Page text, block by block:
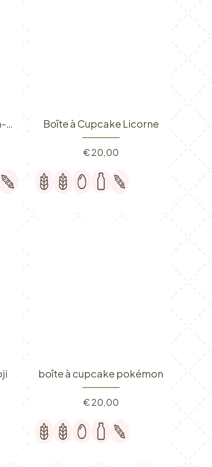
Boîte à cupcakes arc-en-ciel Boîte à Cupcake Licorne
€20,00
boîte à cupcake pokémon
€20,00